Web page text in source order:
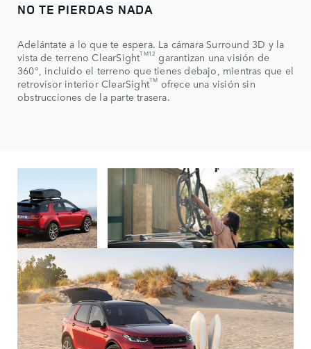
NO TE PIERDAS NADA
Adelántate a lo que te espera. La cámara Surround 3D y la
vista de terreno ClearSightTM12 garantizan una visión de
360°, incluido el terreno que tienes debajo, mientras que el
retrovisor interior ClearSightTM ofrece una visión sin
obstrucciones de la parte trasera.